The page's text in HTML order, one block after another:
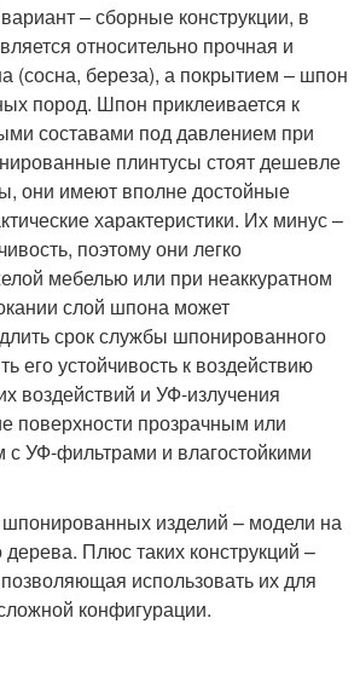
– сборные конструкции, в
относительно прочная и
(сосна, береза), а покрытием – шпон
пород. Шпон приклеивается к
составами под давлением при
плинтусы стоят дешевле
они имеют вполне достойные
характеристики. Их минус –
поэтому они легко
мебелью или при неаккуратном
слой шпона может
срок службы шпонированного
его устойчивость к воздействию
воздействий и УФ-излучения
поверхности прозрачным или
УФ-фильтрами и влагостойкими
изделий – модели на
Плюс таких конструкций –
использовать их для
конфигурации.